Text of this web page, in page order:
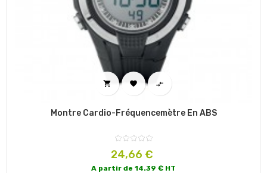
  
Montre Cardio-Fréquencemètre En ABS
Prix
24,66 €
A partir de 14.39 € HT